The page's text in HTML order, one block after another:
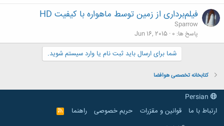
فیلم‌برداری از زمین توسط ماهواره با کیفیت HD
Sparrow
پاسخ ها 0
Jun 16, 2015
شما برای ارسال باید ثبت نام یا وارد سیستم شوید.
کتابخانه تخصصی هوافضا
ارتباط با ما
قوانین و مقرّرات حریم خصوصی راهنما
R
S